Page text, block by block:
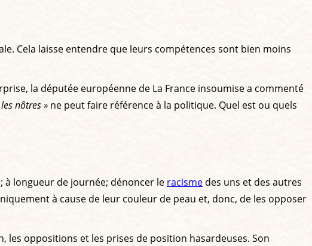
Cela laisse entendre que leurs compétences sont bien moins
la députée européenne de La France insoumise a commenté
nôtres » ne peut faire référence à la politique. Quel est ou quels
à longueur de journée; dénoncer le racisme des uns et des autres
à cause de leur couleur de peau et, donc, de les opposer
les oppositions et les prises de position hasardeuses. Son